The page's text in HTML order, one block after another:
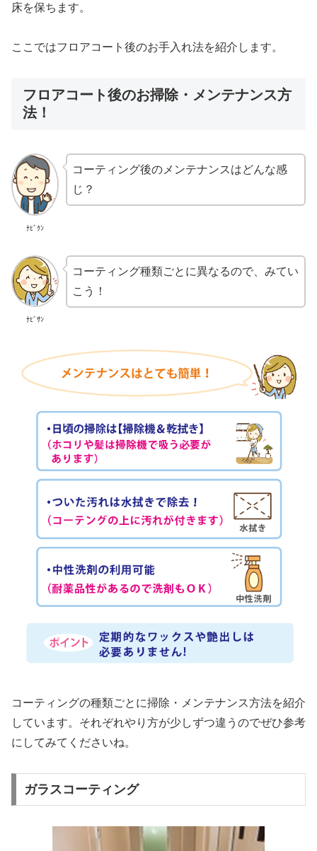
床を保ちます。
ここではフロアコート後のお手入れ法を紹介します。
フロアコート後のお掃除・メンテナンス方
法！
ﾅﾋﾞｸﾝ
コーティング後のメンテナンスはどんな感
じ？
ﾅﾋﾞｻﾝ
コーティング種類ごとに異なるので、みてい
こう！
コーティングの種類ごとに掃除・メンテナンス方法を紹介
しています。それぞれやり方が少しずつ違うのでぜひ参考
にしてみてくださいね。
ガラスコーティング